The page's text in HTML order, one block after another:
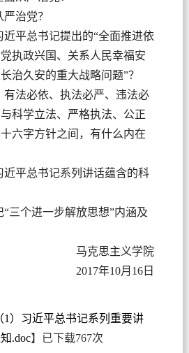
治党？
近平总书记提出的“全面推进依
执政兴国、关系人民幸福安
治久安的重大战略问题”？
有法必依、执法必严、违法必
科学立法、严格执法、公正
六字方针之间，有什么内在
近平总书记系列讲话蕴含的科
“三个进一步解放思想”内涵及
马克思主义学院
2017年10月16日
1）习近平总书记系列重要讲
.doc】已下载767次